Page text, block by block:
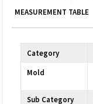
MEASUREMENT TABLE
Category
Mold
Sub Category